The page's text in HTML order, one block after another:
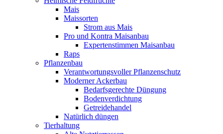
Mais
Maissorten
Strom aus Mais
Pro und Kontra Maisanbau
Expertenstimmen Maisanbau
Raps
Pflanzenbau
Verantwortungsvoller Pflanzenschutz
Moderner Ackerbau
Bedarfsgerechte Düngung
Bodenverdichtung
Getreidehandel
Natürlich düngen
Tierhaltung